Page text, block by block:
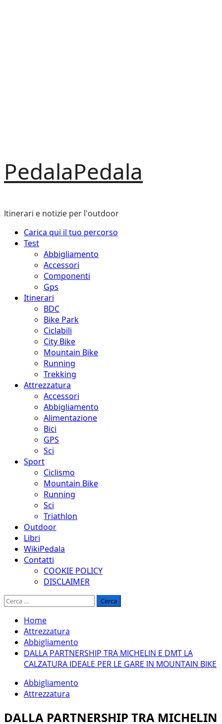
PedalaPedala
Itinerari e notizie per l'outdoor
Menu
principale
Carica qui il tuo percorso
Test
Abbigliamento
Accessori
Componenti
Gps
Itinerari
BDC
Bike Park
Ciclabili
City Bike
Mountain Bike
Running
Trekking
Attrezzatura
Accessori
Abbigliamento
Alimentazione
Bici
GPS
Sci
Sport
Ciclismo
Mountain Bike
Running
Sci
Triathlon
Outdoor
Libri
WikiPedala
Contatti
COOKIE POLICY
DISCLAIMER
Ricerca
Home
Attrezzatura
Abbigliamento
DALLA PARTNERSHIP TRA MICHELIN E DMT LA
CALZATURA IDEALE PER LE GARE IN MOUNTAIN BIKE
Abbigliamento
Attrezzatura
DALLA PARTNERSHIP TRA MICHELIN